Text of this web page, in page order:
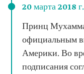
20 марта 2018 г.
Принц
официальным
Америки. Во
подписания